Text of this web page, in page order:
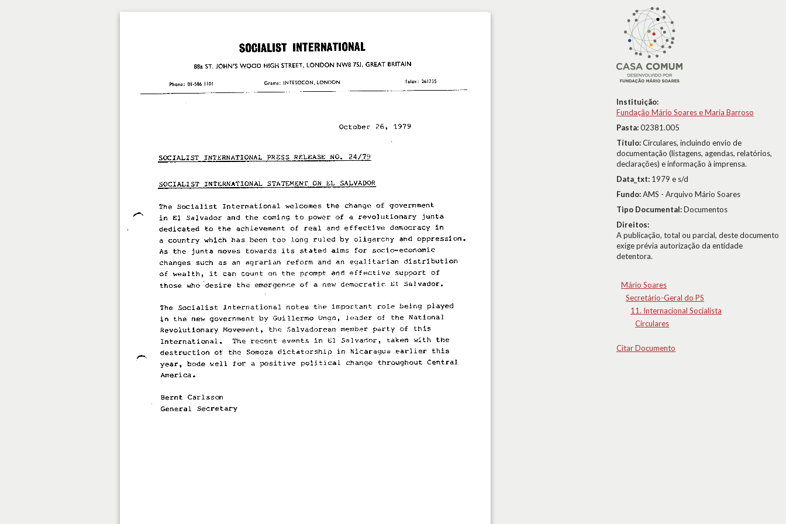
Instituição:
Fundação Mário Soares e Maria Barroso
Pasta:02381.005
Título:Circulares, incluindo envio de
documentação (listagens, agendas, relatórios,
declarações) e informação à imprensa.
Data_txt: 1979 e s/d
Fundo:AMS - Arquivo Mário Soares
Tipo Documental:Documentos
Direitos:
A publicação, total ou parcial, deste documento
exige prévia autorização da entidade
detentora.
Mário Soares
Secretário-Geral do PS
11. Internacional Socialista
Circulares
Citar Documento